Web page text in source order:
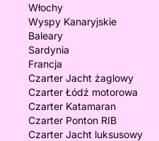
Włochy
Wyspy Kanaryjskie
Baleary
Sardynia
Francja
Czarter Jacht żaglowy
Czarter Łódź motorowa
Czarter Katamaran
Czarter Ponton RIB
Czarter Jacht luksusowy